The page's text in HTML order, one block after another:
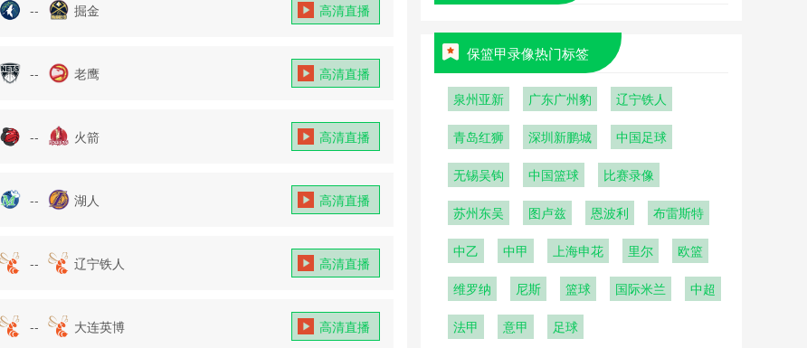
-- 掘金 高清直播
-- 老鹰 高清直播
-- 火箭 高清直播
-- 湖人 高清直播
-- 辽宁铁人 高清直播
-- 大连英博 高清直播
保篮甲录像热门标签
泉州亚新 广东广州豹 辽宁铁人
青岛红狮 深圳新鹏城 中国足球
无锡吴钩 中国篮球 比赛录像
苏州东吴 图卢兹 恩波利 布雷斯特
中乙 中甲 上海申花 里尔 欧篮
维罗纳 尼斯 篮球 国际米兰 中超
法甲 意甲 足球